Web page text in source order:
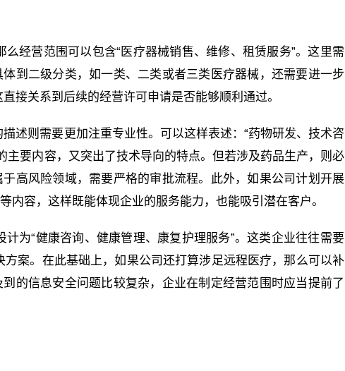
经营范围可以包含“医疗器械销售、维修、租赁服务”。这里需
到二级分类，如一类、二类或者三类医疗器械，还需要进一步
接关系到后续的经营许可申请是否能够顺利通过。
述则需要更加注重专业性。可以这样表述：“药物研发、技术咨
主要内容，又突出了技术导向的特点。但若涉及药品生产，则必
高风险领域，需要严格的审批流程。此外，如果公司计划开展
内容，这样既能体现企业的服务能力，也能吸引潜在客户。
为“健康咨询、健康管理、康复护理服务”。这类企业往往需要
案。在此基础上，如果公司还打算涉足远程医疗，那么可以补
的信息安全问题比较复杂，企业在制定经营范围时应当提前了